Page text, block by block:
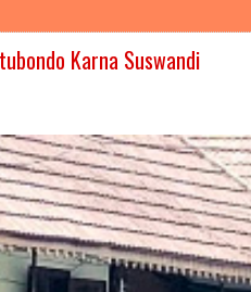
Karna Suswandi